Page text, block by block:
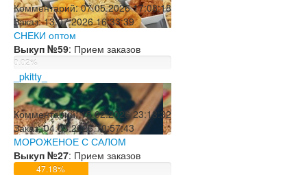
Комментарий:07.05.2026 17:08:18
Заказ:13.07.2026 16:33:39
СНЕКИ оптом
Выкуп №59: Прием заказов
0.02%
_pkitty_
Комментарий:15.02.2026 23:13:32
Заказ:04.08.2026 10:57:43
МОРОЖЕНОЕ С САЛОМ
Выкуп №27: Прием заказов
47.18%